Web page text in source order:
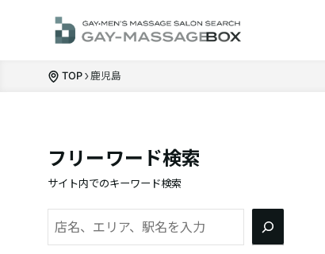
TOP 鹿児島
フリーワード検索
サイト内でのキーワード検索
検
索